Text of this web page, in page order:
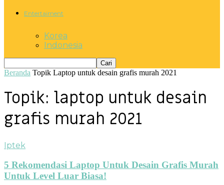
Entertaiment
Korea
Indonesia
Beranda Topik Laptop untuk desain grafis murah 2021
Topik: laptop untuk desain
grafis murah 2021
Iptek
5 Rekomendasi Laptop Untuk Desain Grafis Murah
Untuk Level Luar Biasa!